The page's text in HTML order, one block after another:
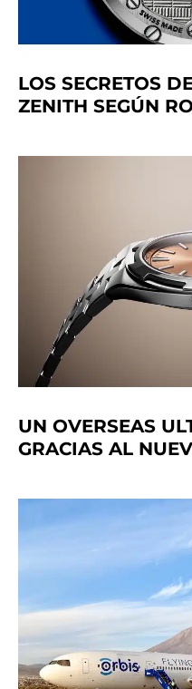
LOS SECRETOS
ZENITH SEGÚN
UN OVERSEAS
GRACIAS AL